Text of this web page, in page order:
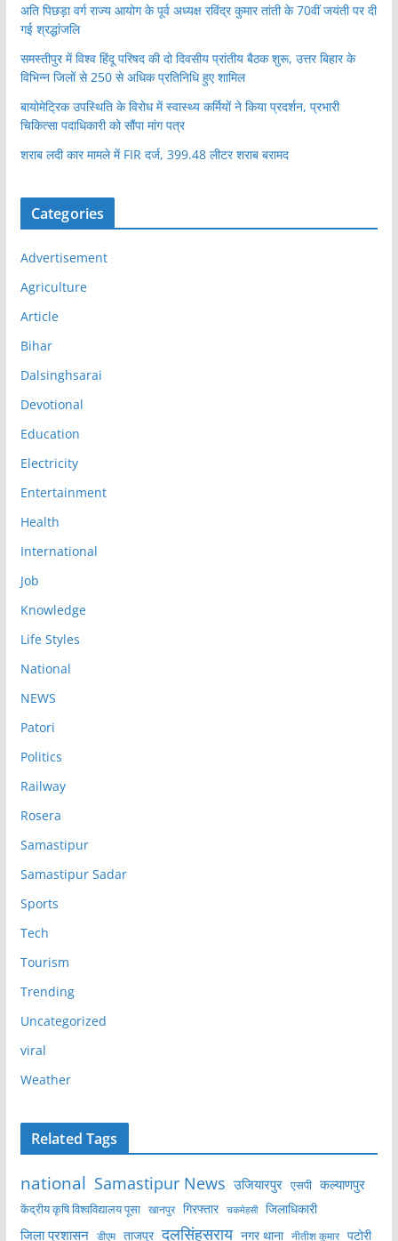
अति पिछड़ा वर्ग राज्य आयोग के पूर्व अध्यक्ष रविंद्र कुमार तांती के 70वीं जयंती पर दी
गई श्रद्धांजलि
समस्तीपुर में विश्व हिंदू परिषद की दो दिवसीय प्रांतीय बैठक शुरू, उत्तर बिहार के
विभिन्न जिलों से 250 से अधिक प्रतिनिधि हुए शामिल
बायोमेट्रिक उपस्थिति के विरोध में स्वास्थ्य कर्मियों ने किया प्रदर्शन, प्रभारी
चिकित्सा पदाधिकारी को सौंपा मांग पत्र
शराब लदी कार मामले में FIR दर्ज, 399.48 लीटर शराब बरामद
Categories
Advertisement
Agriculture
Article
Bihar
Dalsinghsarai
Devotional
Education
Electricity
Entertainment
Health
International
Job
Knowledge
Life Styles
National
NEWS
Patori
Politics
Railway
Rosera
Samastipur
Samastipur Sadar
Sports
Tech
Tourism
Trending
Uncategorized
viral
Weather
Related Tags
national Samastipur News उजियारपुर एसपी कल्याणपुर
केंद्रीय कृषि विश्वविद्यालय पूसा खानपुर गिरफ्तार चकमेहसी जिलाधिकारी
जिला प्रशासन डीएम ताजपुर दलसिंहसराय नगर थाना नीतीश कुमार पटोरी